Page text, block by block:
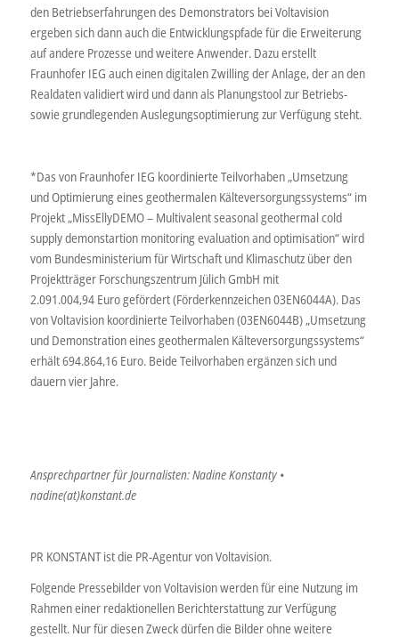
den Betriebserfahrungen des Demonstrators bei Voltavision
ergeben sich dann auch die Entwicklungspfade für die Erweiterung
auf andere Prozesse und weitere Anwender. Dazu erstellt
Fraunhofer IEG auch einen digitalen Zwilling der Anlage, der an den
Realdaten validiert wird und dann als Planungstool zur Betriebs-
sowie grundlegenden Auslegungsoptimierung zur Verfügung steht.
*Das von Fraunhofer IEG koordinierte Teilvorhaben „Umsetzung
und Optimierung eines geothermalen Kälteversorgungssystems“ im
Projekt „MissEllyDEMO – Multivalent seasonal geothermal cold
supply demonstartion monitoring evaluation and optimisation“ wird
vom Bundesministerium für Wirtschaft und Klimaschutz über den
Projektträger Forschungszentrum Jülich GmbH mit
2.091.004,94 Euro gefördert (Förderkennzeichen 03EN6044A). Das
von Voltavision koordinierte Teilvorhaben (03EN6044B) „Umsetzung
und Demonstration eines geothermalen Kälteversorgungssystems“
erhält 694.864,16 Euro. Beide Teilvorhaben ergänzen sich und
dauern vier Jahre.
Ansprechpartner für Journalisten: Nadine Konstanty •
nadine(at)konstant.de
PR KONSTANT ist die PR-Agentur von Voltavision.
Folgende Pressebilder von Voltavision werden für eine Nutzung im
Rahmen einer redaktionellen Berichterstattung zur Verfügung
gestellt. Nur für diesen Zweck dürfen die Bilder ohne weitere